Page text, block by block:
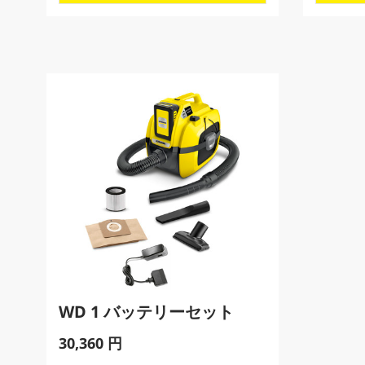
数
WD 1 バッテリーセット
C
30,360 円